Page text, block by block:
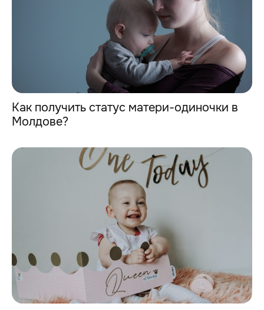
Как получить статус матери-одиночки в
Молдове?